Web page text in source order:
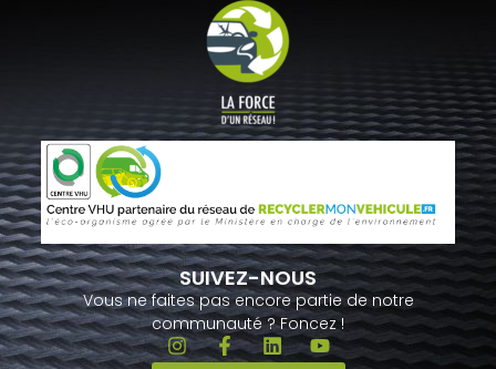
SUIVEZ-NOUS
Vous ne faites pas encore partie de notre
communauté ? Foncez !